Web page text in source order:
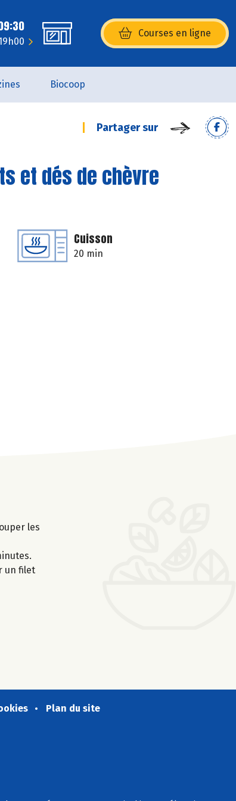
Courses en ligne
(s’ouvre dans une nouvelle
Biocoop
Partager sur
et dés de chèvre
Cuisson
20 min
les
un filet
Plan du site